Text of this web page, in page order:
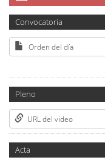
Convocatoria
Orden del día
Pleno
URL del video
Acta